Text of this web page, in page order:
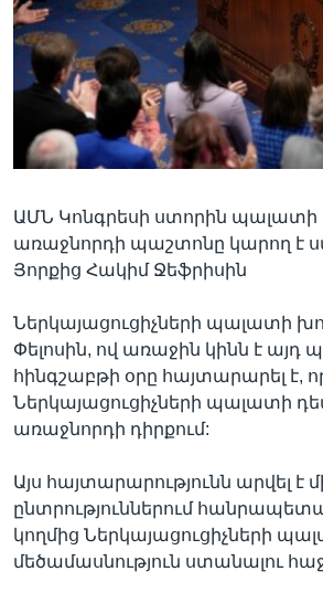
Լեզուներ
ԱՄՆ Կոնգրեսի ստորին պալատի
առաջնորդի պաշտոնը կարող է
Յորքից Հակիմ Ջեֆրիսին
Ներկայացուցիչների պալատի
Փելոսին, ով առաջին կինն է այդ
հինգշաբթի օրը հայտարարել է,
Ներկայացուցիչների պալատի
առաջնորդի դիրքում:
Այս հայտարարությունն արվել է
ընտրություններում
կողմից Ներկայացուցիչների
մեծամասնություն ստանալու